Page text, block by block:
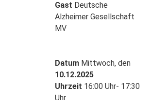
Gast Deutsche
Alzheimer Gesellschaft
MV
Datum Mittwoch, den
10.12.2025
Uhrzeit 16:00 Uhr- 17:30
Uhr